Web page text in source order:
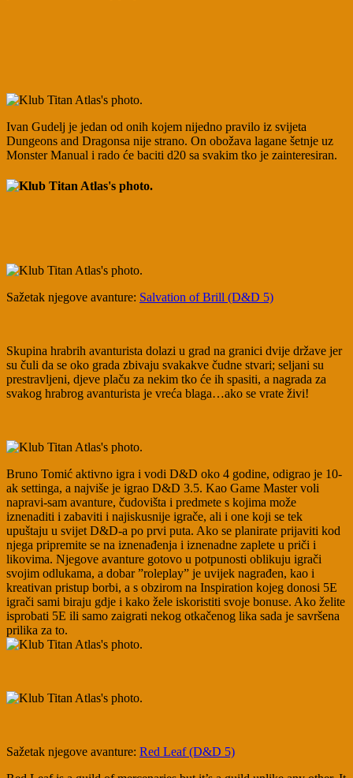
Ivan Gudelj je jedan od onih kojem nijedno pravilo iz svijeta
Dungeons and Dragonsa nije strano. On obožava lagane šetnje uz
Monster Manual i rado će baciti d20 sa svakim tko je zainteresiran.
Sažetak njegove avanture: Salvation of Brill (D&D 5)
Skupina hrabrih avanturista dolazi u grad na granici dvije države jer
su čuli da se oko grada zbivaju svakakve čudne stvari; seljani su
prestravljeni, djeve plaču za nekim tko će ih spasiti, a nagrada za
svakog hrabrog avanturista je vreća blaga…ako se vrate živi!
Bruno Tomić aktivno igra i vodi D&D oko 4 godine, odigrao je 10-
ak settinga, a najviše je igrao D&D 3.5. Kao Game Master voli
napravi-sam avanture, čudovišta i predmete s kojima može
iznenaditi i zabaviti i najiskusnije igrače, ali i one koji se tek
upuštaju u svijet D&D-a po prvi puta. Ako se planirate prijaviti kod
njega pripremite se na iznenađenja i iznenadne zaplete u priči i
likovima. Njegove avanture gotovo u potpunosti oblikuju igrači
svojim odlukama, a dobar ”roleplay” je uvijek nagrađen, kao i
kreativan pristup borbi, a s obzirom na Inspiration kojeg donosi 5E
igrači sami biraju gdje i kako žele iskoristiti svoje bonuse. Ako želite
isprobati 5E ili samo zaigrati nekog otkačenog lika sada je savršena
prilika za to.
Sažetak njegove avanture: Red Leaf (D&D 5)